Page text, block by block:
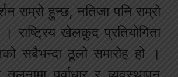
राम्रो हुन्छ, नतिजा पनि राम्रो
राष्ट्रिय खेलकुद प्रतियोगिता
सबैभन्दा ठूलो समारोह हो ।